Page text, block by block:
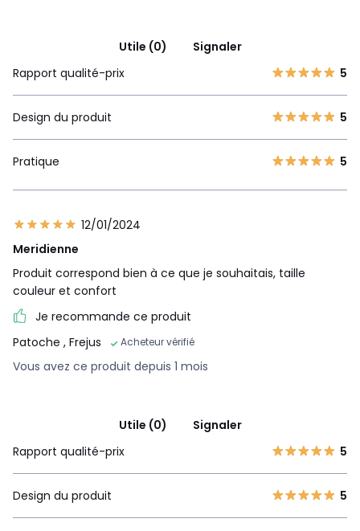
Utile (0)
Signaler
Rapport qualité-prix
5
Design du produit 5
Pratique 5
12/01/2024
Meridienne
Produit correspond bien à ce que je souhaitais, taille
couleur et confort
Je recommande ce produit
Patoche , Frejus Acheteur vérifié
Vous avez ce produit depuis 1 mois
Utile (0)
Signaler
Rapport qualité-prix
5
Design du produit 5